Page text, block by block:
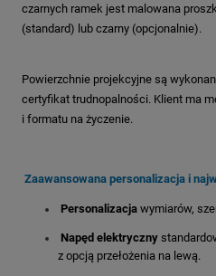
czarnych ramek jest malowana
(standard) lub czarny (opcjonalnie).
Powierzchnie projekcyjne są
certyfikat trudnopalności. Klient ma
i formatu na życzenie.
Zaawansowana personalizacja i
Personalizacja wymiarów,
Napęd elektryczny
z opcją przełożenia na lewą.